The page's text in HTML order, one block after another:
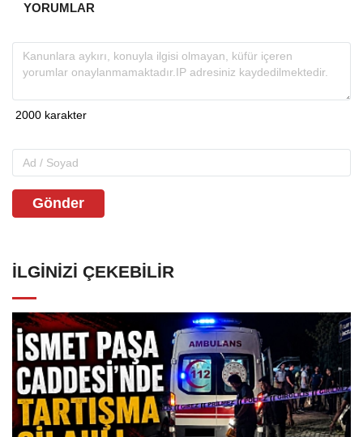
YORUMLAR
Gönder
İLGINIZI ÇEKEBILIR